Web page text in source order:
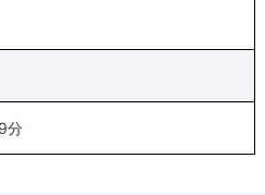
分